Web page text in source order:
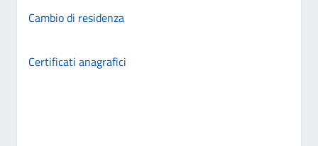
Cambio di residenza
Certificati anagrafici